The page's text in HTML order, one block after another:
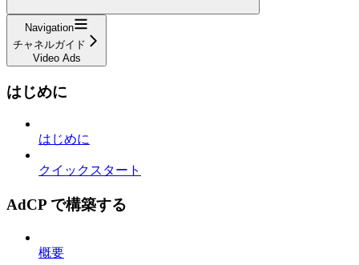
Navigation
チャネルガイド
Video Ads
はじめに
はじめに
クイックスタート
AdCP で構築する
概要